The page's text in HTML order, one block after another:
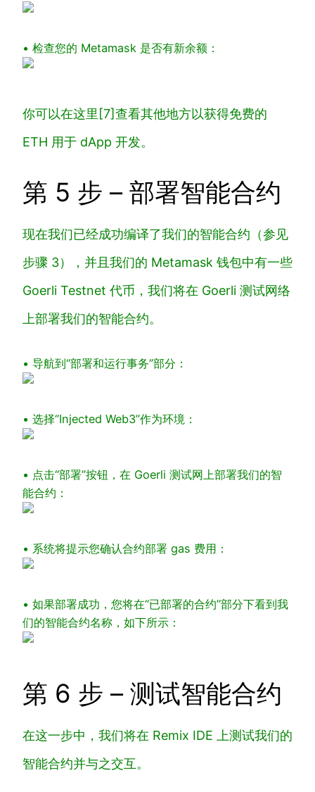
• 检查您的 Metamask 是否有新余额：
你可以在这里[7]查看其他地方以获得免费的
ETH 用于 dApp 开发。
第 5 步 – 部署智能合约
现在我们已经成功编译了我们的智能合约 （参见
步骤 3）
，并且我们的 Metamask 钱包中有一些
Goerli Testnet 代币，我们将在 Goerli 测试网络
上部署我们的智能合约。
• 导航到“部署和运行事务”部分：
• 选择“Injected Web3”作为环境：
• 点击“部署”按钮，在 Goerli 测试网上部署我们的智
能合约：
• 系统将提示您确认合约部署 gas 费用：
• 如果部署成功，您将在“已部署的合约”部分下看到我
们的智能合约名称，如下所示：
第 6 步 – 测试智能合约
在这一步中，我们将在 Remix IDE 上测试我们的
智能合约并与之交互。